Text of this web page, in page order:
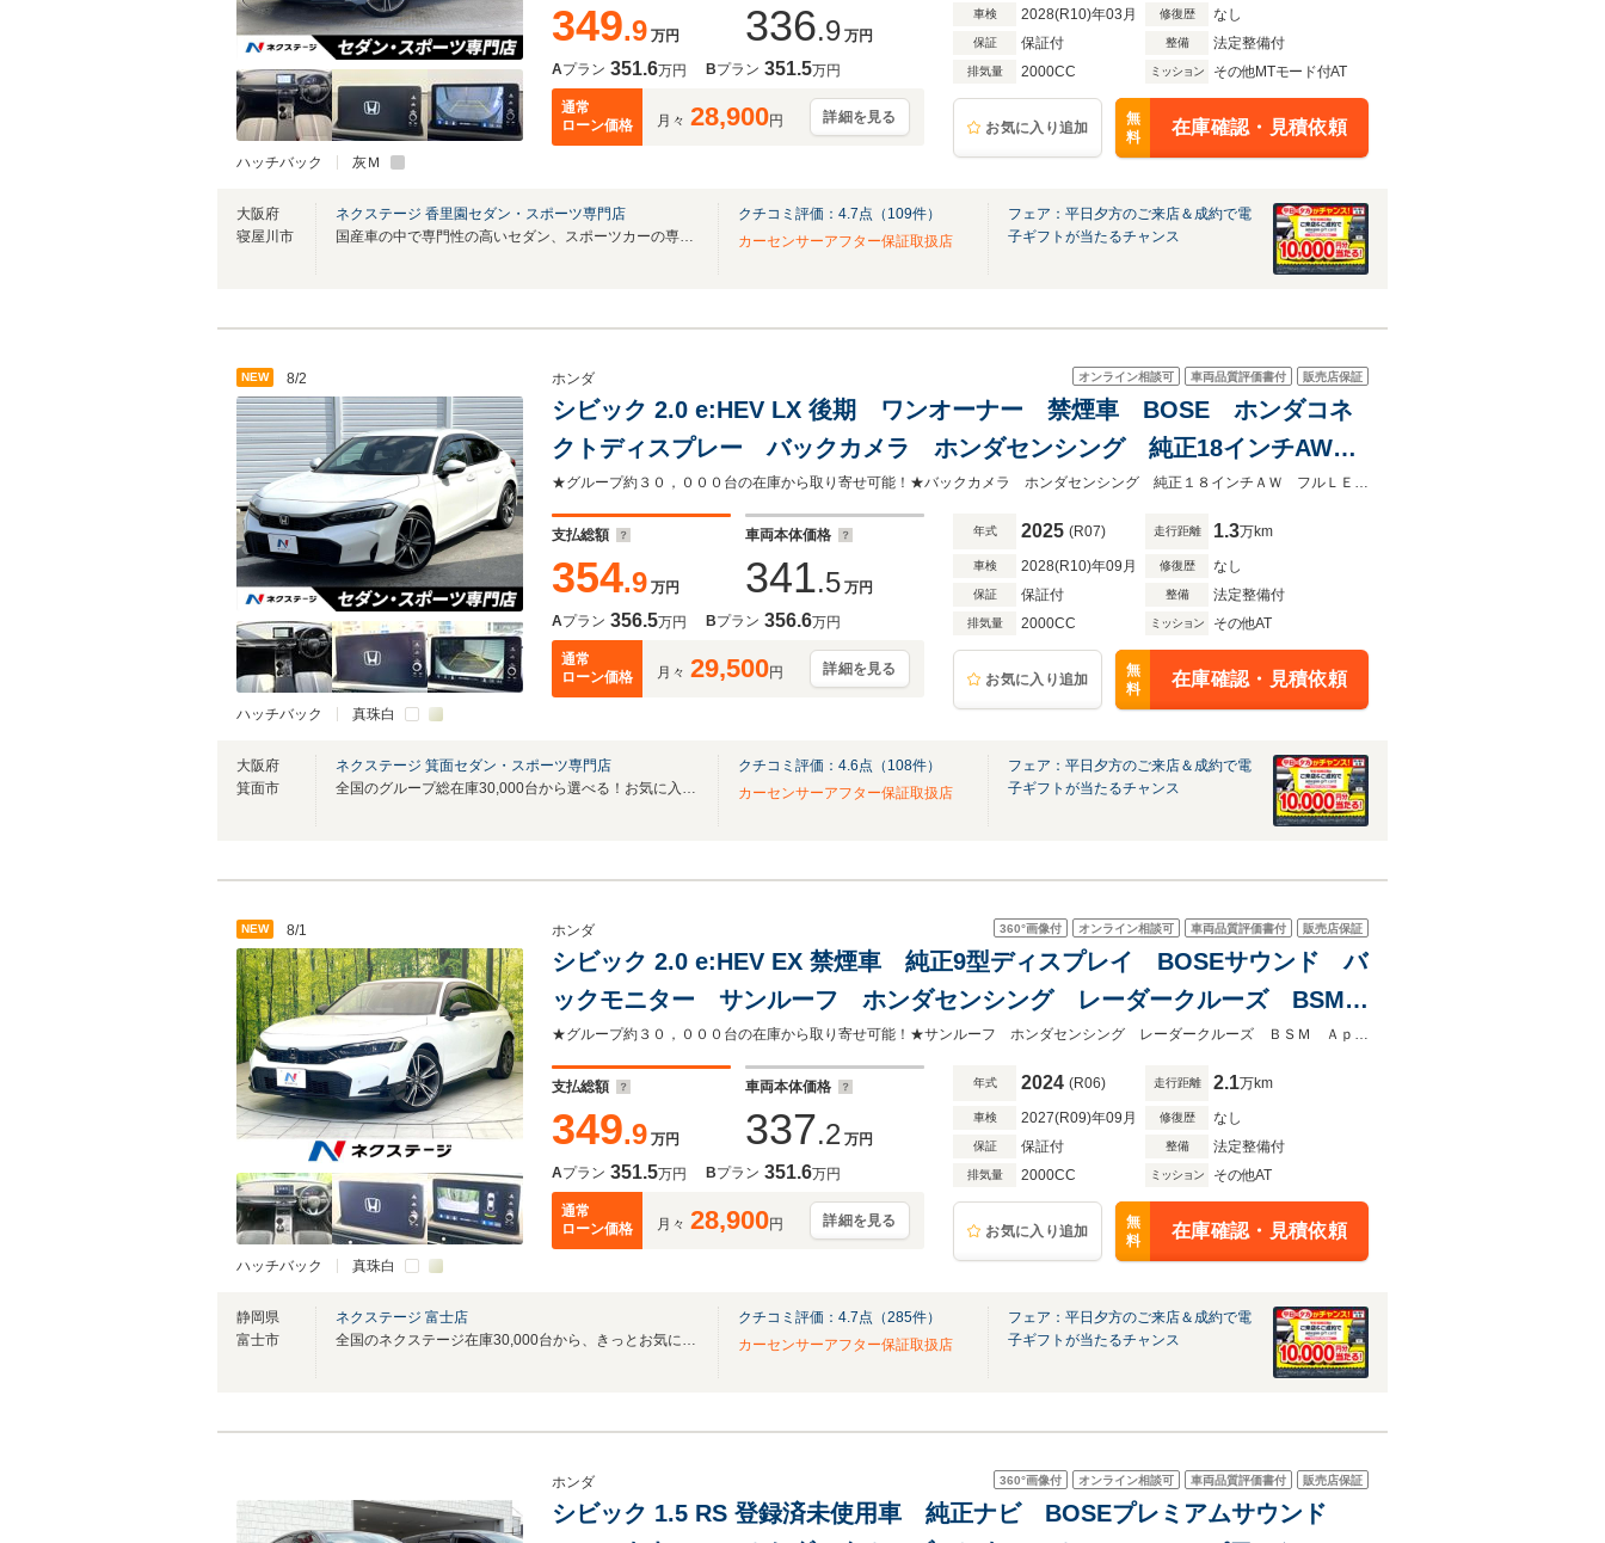
ハッチバック 灰Ｍ
349.9 万円 336.9 万円
Aプラン 351.6万円 Bプラン 351.5万円
通常
ローン価格
月々 28,900円 詳細を見る
車検 2028(R10)年03月 修復歴 なし
保証 保証付 整備 法定整備付
排気量 2000CC ミッション その他MTモード付AT
お気に入り追加
無
料
在庫確認・見積依頼
大阪府
寝屋川市
ネクステージ 香里園セダン・スポーツ専門店
国産車の中で専門性の高いセダン、スポーツカーの専門店です！
クチコミ評価： 4.7点（ 109件）
カーセンサーアフター保証取扱店
フェア：平日夕方のご来店＆成約で電
子ギフトが当たるチャンス
NEW 8/2
ハッチバック 真珠白
オンライン相談可 車両品質評価書付 販売店保証
ホンダ
シビック 2.0 e:HEV LX 後期 ワンオーナー 禁煙車 BOSE ホンダコネ
クトディスプレー バックカメラ ホンダセンシング 純正18インチAW
フルLEDヘッド シートヒーター ハーフレザー アダプティブクルーズコ
ントロール
★グループ約３０，０００台の在庫から取り寄せ可能！★バックカメラ ホンダセンシング 純正１８インチＡＷ フルＬＥＤヘッド シートヒーター ハーフレザー
支払総額
354.9 万円
車両本体価格
341.5 万円
Aプラン 356.5万円 Bプラン 356.6万円
通常
ローン価格
月々 29,500円 詳細を見る
年式 2025 (R07) 走行距離 1.3万km
車検 2028(R10)年09月 修復歴 なし
保証 保証付 整備 法定整備付
排気量 2000CC ミッション その他AT
お気に入り追加
無
料
在庫確認・見積依頼
大阪府
箕面市
ネクステージ 箕面セダン・スポーツ専門店
全国のグループ総在庫30,000台から選べる！お気に入りの愛車がきっと見つかります！
クチコミ評価： 4.6点（ 108件）
カーセンサーアフター保証取扱店
フェア：平日夕方のご来店＆成約で電
子ギフトが当たるチャンス
NEW 8/1
ハッチバック 真珠白
360°画像付 オンライン相談可 車両品質評価書付 販売店保証
ホンダ
シビック 2.0 e:HEV EX 禁煙車 純正9型ディスプレイ BOSEサウンド バ
ックモニター サンルーフ ホンダセンシング レーダークルーズ BSM
AppleCarPlay ETC ドラレコ シートヒーター ハーフレザーシート
★グループ約３０，０００台の在庫から取り寄せ可能！★サンルーフ ホンダセンシング レーダークルーズ ＢＳＭ ＡｐｐｌｅＣａｒＰｌａｙ ＥＴＣ ドラレコ
支払総額
349.9 万円
車両本体価格
337.2 万円
Aプラン 351.5万円 Bプラン 351.6万円
通常
ローン価格
月々 28,900円 詳細を見る
年式 2024 (R06) 走行距離 2.1万km
車検 2027(R09)年09月 修復歴 なし
保証 保証付 整備 法定整備付
排気量 2000CC ミッション その他AT
お気に入り追加
無
料
在庫確認・見積依頼
静岡県
富士市
ネクステージ 富士店
全国のネクステージ在庫30,000台から、きっとお気に入りの1台が見つかります！！
クチコミ評価： 4.7点（285件）
カーセンサーアフター保証取扱店
フェア：平日夕方のご来店＆成約で電
子ギフトが当たるチャンス
360°画像付 オンライン相談可 車両品質評価書付 販売店保証
ホンダ
シビック 1.5 RS 登録済未使用車 純正ナビ BOSEプレミアムサウンド